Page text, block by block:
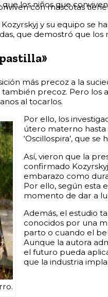
los niños que
con mascotas
y su equipo se
que demostró que
más precoz a la
precoz. Pero los
al tocarlos.
Por ello, los
útero materno hasta
‘Oscillospira’, que
Así, vieron que la
confirmado
embarazo como
Por ello, según esta
momento de dar a
Además, el estudio
conocidos por una
parto o cuando el
Aunque la autora
el futuro pueda
que la industria